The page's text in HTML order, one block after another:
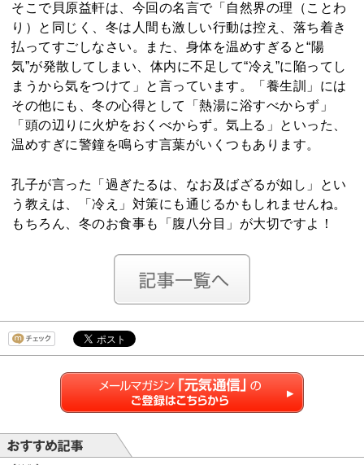
そこで貝原益軒は、今回の名言で「自然界の理（ことわ
り）と同じく、冬は人間も激しい行動は控え、落ち着き
払ってすごしなさい。また、身体を温めすぎると“陽
気”が発散してしまい、体内に不足して“冷え”に陥ってし
まうから気をつけて」と言っています。「養生訓」には
その他にも、冬の心得として「熱湯に浴すべからず」
「頭の辺りに火炉をおくべからず。気上る」といった、
温めすぎに警鐘を鳴らす言葉がいくつもあります。
孔子が言った「過ぎたるは、なお及ばざるが如し」とい
う教えは、「冷え」対策にも通じるかもしれませんね。
もちろん、冬のお食事も「腹八分目」が大切ですよ！